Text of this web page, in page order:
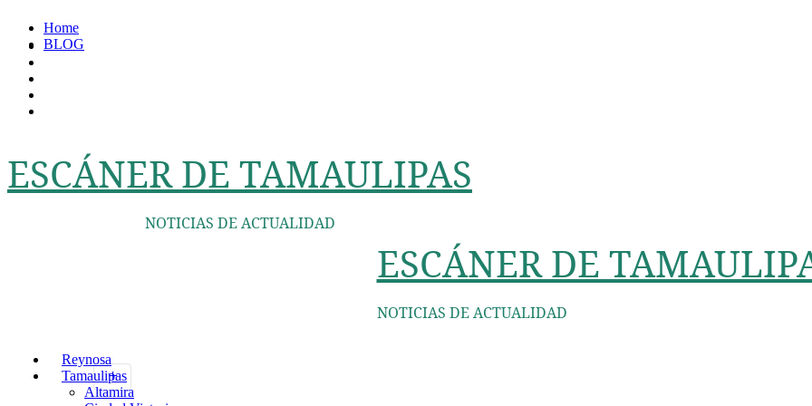
contenido
Home
BLOG
ESCÁNER DE TAMAULIPAS
NOTICIAS DE ACTUALIDAD
ESCÁNER DE
NOTICIAS DE ACTUALIDAD
Reynosa
Tamaulipas
Altamira